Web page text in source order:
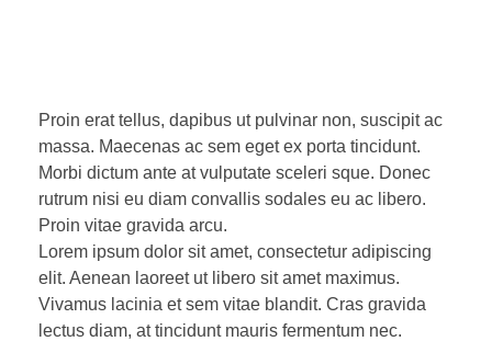
Proin erat tellus, dapibus ut pulvinar non, suscipit ac
massa. Maecenas ac sem eget ex porta tincidunt.
Morbi dictum ante at vulputate sceleri sque. Donec
rutrum nisi eu diam convallis sodales eu ac libero.
Proin vitae gravida arcu.
Lorem ipsum dolor sit amet, consectetur adipiscing
elit. Aenean laoreet ut libero sit amet maximus.
Vivamus lacinia et sem vitae blandit. Cras gravida
lectus diam, at tincidunt mauris fermentum nec.